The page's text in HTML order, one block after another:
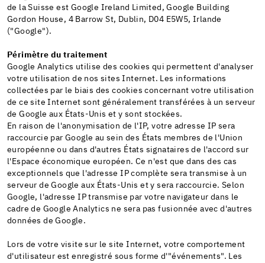
de la Suisse est Google Ireland Limited, Google Building
Gordon House, 4 Barrow St, Dublin, D04 E5W5, Irlande
("Google").
Périmètre du traitement
Google Analytics utilise des cookies qui permettent d'analyser
votre utilisation de nos sites Internet. Les informations
collectées par le biais des cookies concernant votre utilisation
de ce site Internet sont généralement transférées à un serveur
de Google aux États-Unis et y sont stockées.
En raison de l'anonymisation de l'IP, votre adresse IP sera
raccourcie par Google au sein des États membres de l'Union
européenne ou dans d'autres États signataires de l'accord sur
l'Espace économique européen. Ce n'est que dans des cas
exceptionnels que l'adresse IP complète sera transmise à un
serveur de Google aux États-Unis et y sera raccourcie. Selon
Google, l'adresse IP transmise par votre navigateur dans le
cadre de Google Analytics ne sera pas fusionnée avec d'autres
données de Google.
Lors de votre visite sur le site Internet, votre comportement
d'utilisateur est enregistré sous forme d'"événements". Les